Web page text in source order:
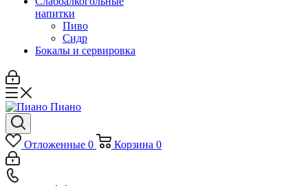
напитки
Пиво
Сидр
Бокалы и сервировка
Отложенные 0 Корзина 0